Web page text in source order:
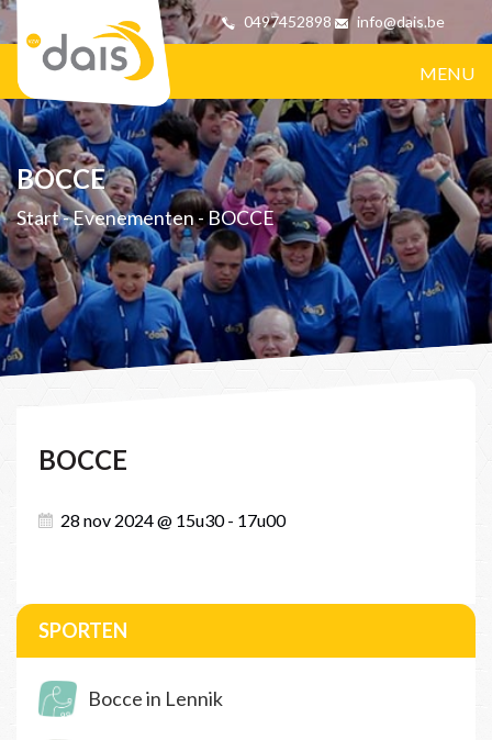
0497452898 info@dais.be
MENU
BOCCE
Start-Evenementen-BOCCE
BOCCE
28 nov 2024 @ 15u30 - 17u00
SPORTEN
Bocce in Lennik